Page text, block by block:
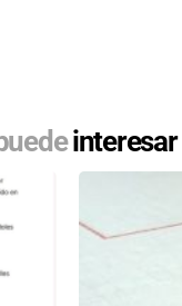
interesar